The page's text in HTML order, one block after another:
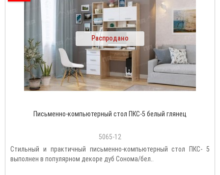
Распродано
Письменно-компьютерный стол ПКС-5 белый глянец
5065-12
Стильный и практичный письменно-компьютерный стол ПКС- 5
выполнен в популярном декоре дуб Сонома/бел..